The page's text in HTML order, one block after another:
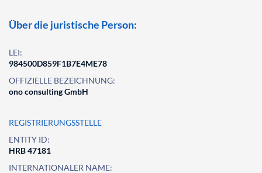
Über die juristische Person:
LEI:
984500D859F1B7E4ME78
OFFIZIELLE BEZEICHNUNG:
ono consulting GmbH
REGISTRIERUNGSSTELLE
ENTITY ID:
HRB 47181
INTERNATIONALER NAME: